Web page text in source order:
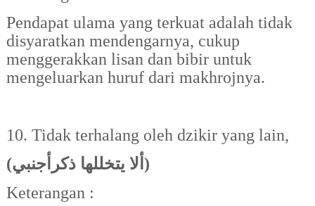
Pendapat ulama yang terkuat adalah tidak
disyaratkan mendengarnya, cukup
menggerakkan lisan dan bibir untuk
mengeluarkan huruf dari makhrojnya.
10. Tidak terhalang oleh dzikir yang lain,
(ألا يتخللها ذكرأجنبي )
Keterangan :